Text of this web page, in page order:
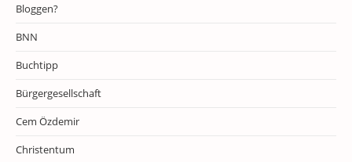
Bloggen?
BNN
Buchtipp
Bürgergesellschaft
Cem Özdemir
Christentum